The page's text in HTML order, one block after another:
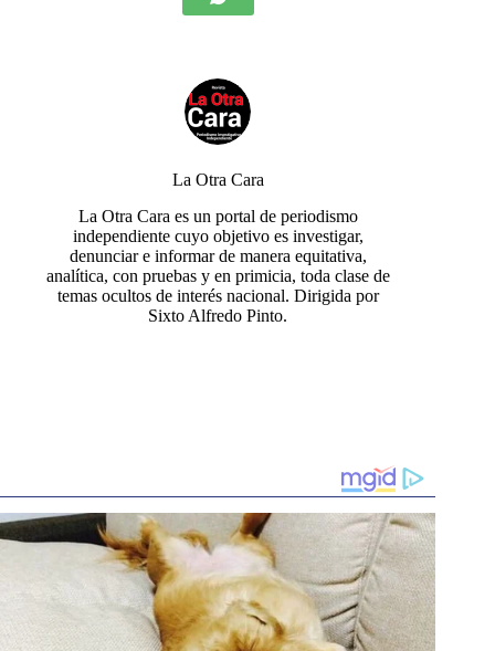
La Otra Cara
La Otra Cara es un portal de periodismo
independiente cuyo objetivo es investigar,
denunciar e informar de manera equitativa,
analítica, con pruebas y en primicia, toda clase de
temas ocultos de interés nacional. Dirigida por
Sixto Alfredo Pinto.